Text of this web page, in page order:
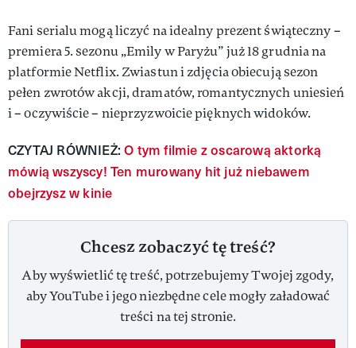
Fani serialu mogą liczyć na idealny prezent świąteczny –
premiera 5. sezonu „Emily w Paryżu” już 18 grudnia na
platformie Netflix. Zwiastun i zdjęcia obiecują sezon
pełen zwrotów akcji, dramatów, romantycznych uniesień
i – oczywiście – nieprzyzwoicie pięknych widoków.
CZYTAJ RÓWNIEŻ:O tym filmie z oscarową aktorką
mówią wszyscy! Ten murowany hit już niebawem
obejrzysz w kinie
Chcesz zobaczyć tę treść?
Aby wyświetlić tę treść, potrzebujemy Twojej zgody,
aby YouTube i jego niezbędne cele mogły załadować
treści na tej stronie.